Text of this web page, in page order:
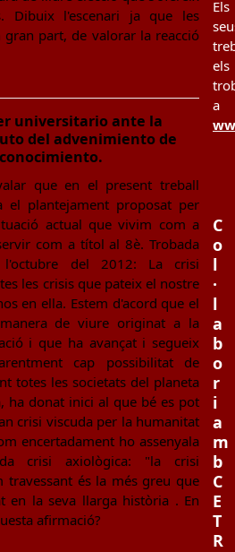
Dibuix l'escenari ja que les
part, de valorar la reacció
universitario ante la
del advenimiento de
que en el present treball
el plantejament proposat per
actual que vivim com a
com a títol al 8è. Trobada
l'octubre del 2012: La crisi
les crisis que pateix el nostre
en ella. Estem d'acord que el
de viure originat a la
i que ha avançat i segueix
cap possibilitat de
totes les societats del planeta
ha donat inici al que bé es pot
crisi viscuda per la humanitat
encertadament ho assenyala
crisi axiològica: "la crisi
travessant és la més greu que
en la seva llarga història . En
afirmació?
Els
els
a
C
o
l
·
l
a
b
o
r
i
a
m
b
C
E
T
R